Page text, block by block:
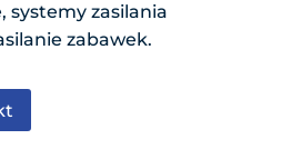
systemy zasilania
zabawek.